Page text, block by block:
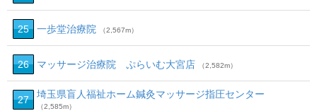
25 一歩堂治療院 （2,567m）
26 マッサージ治療院 ぷらいむ大宮店 （2,582m）
27 埼玉県盲人福祉ホーム鍼灸マッサージ指圧センター
（2,585m）